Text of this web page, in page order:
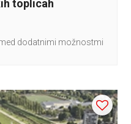
toplicah
dodatnimi možnostmi